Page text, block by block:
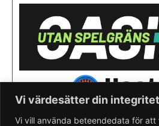
Vi värdesätter din integritet
Vi vill använda beteendedata för
Söndag